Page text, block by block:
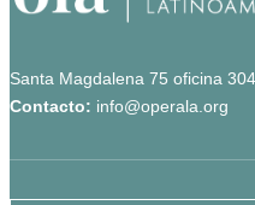
Santa Magdalena 75 oficina
Contacto: info@operala.org